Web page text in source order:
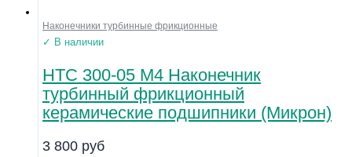
Наконечники турбинные фрикционные
✓ В наличии
НТС 300-05 М4 Наконечник
турбинный фрикционный
керамические подшипники (Микрон)
3 800 руб